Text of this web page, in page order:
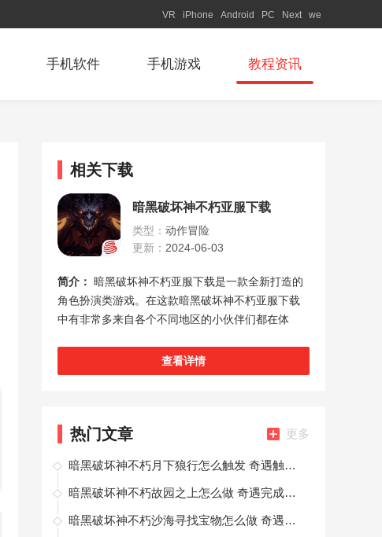
VR iPhone Android PC Next we
手机软件 手机游戏 教程资讯
相关下载
暗黑破坏神不朽亚服下载
类型： 动作冒险
更新： 2024-06-03
简介： 暗黑破坏神不朽亚服下载是一款全新打造的
角色扮演类游戏。在这款暗黑破坏神不朽亚服下载
中有非常多来自各个不同地区的小伙伴们都在体
由的挑战副本，提升自己的实力，沉浸式的冒险体
验，小伙伴们准备好了吗？现在就可以来一起
查看详情
热门文章 更多
暗黑破坏神不朽月下狼行怎么触发 奇遇触发攻略
暗黑破坏神不朽故园之上怎么做 奇遇完成攻略
暗黑破坏神不朽沙海寻找宝物怎么做 奇遇完成攻略